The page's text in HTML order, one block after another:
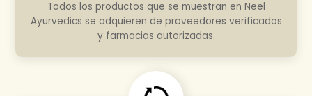
Todos los productos que se muestran en Neel
Ayurvedics se adquieren de proveedores verificados
y farmacias autorizadas.